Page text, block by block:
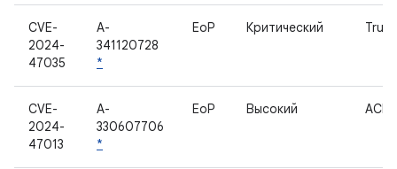
CVE-
2024-
47035
A-
341120728
*
EoP Критический
CVE-
2024-
47013
A-
330607706
*
EoP Высокий